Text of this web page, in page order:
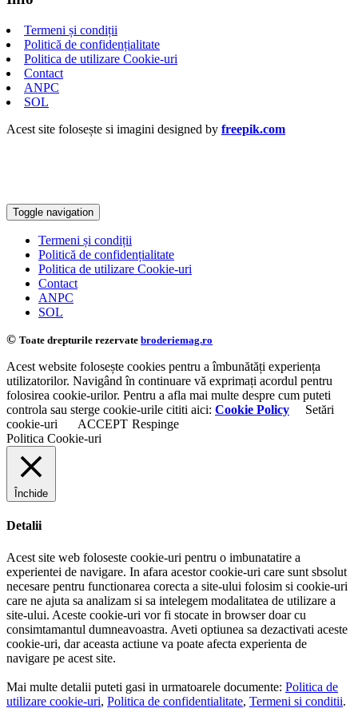
Termeni și condiții
Politică de confidențialitate
Politica de utilizare Cookie-uri
Contact
ANPC
SOL
Acest site folosește si imagini designed by freepik.com
Toggle navigation
Termeni și condiții
Politică de confidențialitate
Politica de utilizare Cookie-uri
Contact
ANPC
SOL
© Toate drepturile rezervate broderiemag.ro
Acest website folosește cookies pentru a îmbunătăți experiența
utilizatorilor. Navigând în continuare vă exprimați acordul pentru
folosirea cookie-urilor. Pentru a afla mai multe despre cum puteti
controla sau sterge cookie-urile cititi aici: Cookie Policy
Setări
cookie-uri
ACCEPT Respinge
Politica Cookie-uri
Închide
Detalii
Acest site web foloseste cookie-uri pentru o imbunatatire a
experientei de navigare. In afara acestor cookie-uri care sunt sbsolut
necesare pentru functionarea corecta a site-ului folosim si cookie-uri
care ne ajuta sa analizam si sa intelegem modalitatea de utilizare a
site-ului. Aceste cookie-uri vor fi stocate in browser doar cu
consimtamantul dumneavoastra. Aveti optiunea sa dezactivati aceste
cookie-uri, dar aceasta actiune va poate afecta experienta de
navigare pe acest site.
Mai multe detalii puteti gasi in urmatoarele documente: Politica de
utilizare cookie-uri, Politica de confidentialitate, Termeni si conditii.